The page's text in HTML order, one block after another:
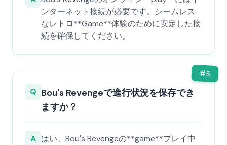
ンターネット接続が必要です。シームレス
なレトロ**Game**体験のために安定した接
続を確保してください。
#5
Q Bou's Revengeで進行状況を保存でき
ますか？
A はい、Bou's Revengeの**game**プレイ中